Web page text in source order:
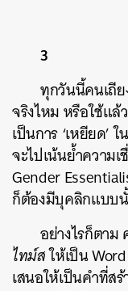
3
ทุกวันนี้คนเถีย
จริงไหม หรือใช้แล้
เป็นการ ‘เหยียด
จะไปเน้นย้ำความเ
Gender
ก็ต้องมีบุคลิกแบบ
อย่างไรก็ตาม
ไทม์สให้เป็น
เสนอให้เป็นคำที่ส